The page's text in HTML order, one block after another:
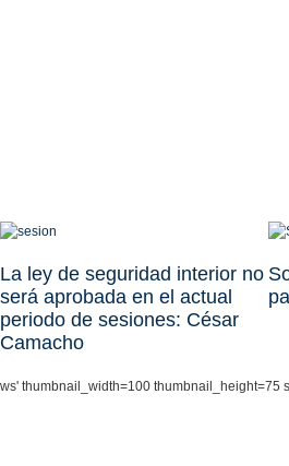
La ley de seguridad interior no
será aprobada en el actual
periodo de sesiones: César
Camacho
thumbnail_width=100 thumbnail_height=75